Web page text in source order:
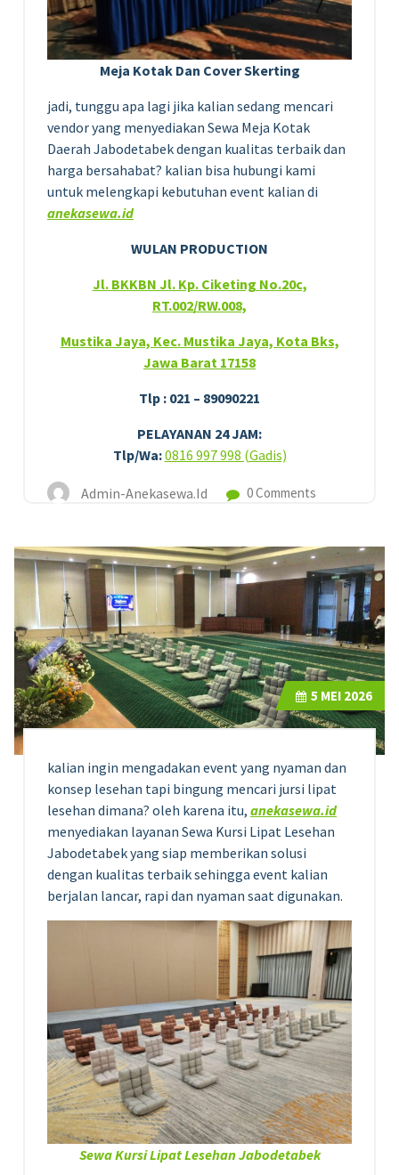
Meja Kotak Dan Cover Skerting
jadi, tunggu apa lagi jika kalian sedang mencari
vendor yang menyediakan Sewa Meja Kotak
Daerah Jabodetabek dengan kualitas terbaik dan
harga bersahabat? kalian bisa hubungi kami
untuk melengkapi kebutuhan event kalian di
anekasewa.id
WULAN PRODUCTION
Jl. BKKBN Jl. Kp. Ciketing No.20c,
RT.002/RW.008,
Mustika Jaya, Kec. Mustika Jaya, Kota Bks,
Jawa Barat 17158
Tlp : 021 – 89090221
PELAYANAN 24 JAM:
Tlp/Wa:0816 997 998 (Gadis)
Admin-Anekasewa.id 0 Comments
kalian ingin mengadakan event yang nyaman dan
konsep lesehan tapi bingung mencari jursi lipat
lesehan dimana? oleh karena itu, anekasewa.id
menyediakan layanan Sewa Kursi Lipat Lesehan
Jabodetabek yang siap memberikan solusi
dengan kualitas terbaik sehingga event kalian
berjalan lancar, rapi dan nyaman saat digunakan.
Sewa Kursi Lipat Lesehan Jabodetabek
5 MEI 2026